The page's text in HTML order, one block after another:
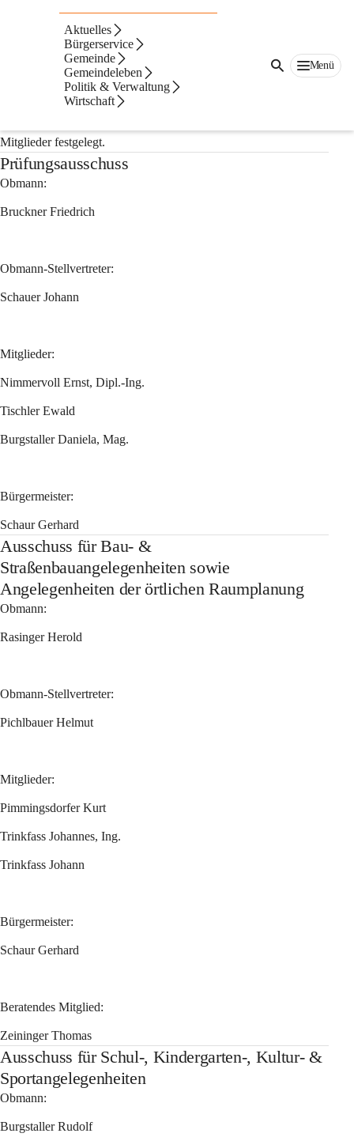
Aktuelles
Bürgerservice
Gemeinde
Gemeindeleben
Politik & Verwaltung
Wirtschaft
Menü
Ausschüsse
Funktionsperiode 2021 - 2027
In der Sitzung des Gemeinderates vom 3. November 2021
Mitglieder festgelegt.
Prüfungsausschuss
Obmann:
Bruckner Friedrich
Obmann-Stellvertreter:
Schauer Johann
Mitglieder:
Nimmervoll Ernst, Dipl.-Ing.
Tischler Ewald
Burgstaller Daniela, Mag.
Bürgermeister:
Schaur Gerhard
Ausschuss für Bau- &
Straßenbauangelegenheiten sowie
Angelegenheiten der örtlichen Raumplanung
Obmann:
Rasinger Herold
Obmann-Stellvertreter:
Pichlbauer Helmut
Mitglieder:
Pimmingsdorfer Kurt
Trinkfass Johannes, Ing.
Trinkfass Johann
Bürgermeister:
Schaur Gerhard
Beratendes Mitglied:
Zeininger Thomas
Ausschuss für Schul-, Kindergarten-, Kultur- &
Sportangelegenheiten
Obmann:
Burgstaller Rudolf